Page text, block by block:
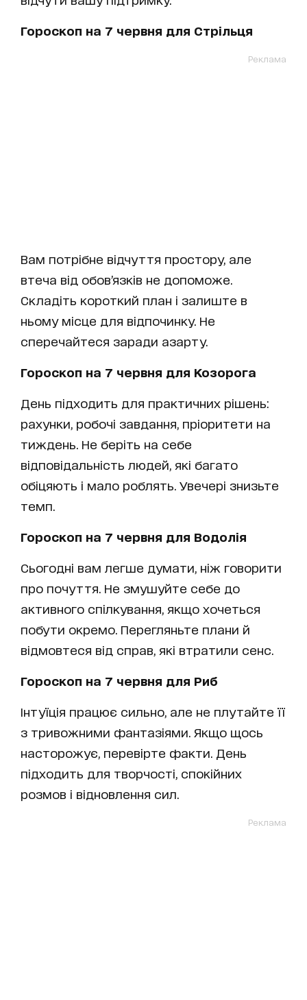
Гороскоп на 7 червня для Стрільця
Реклама
Вам потрібне відчуття простору, але
втеча від обов’язків не допоможе.
Складіть короткий план і залиште в
ньому місце для відпочинку. Не
сперечайтеся заради азарту.
Гороскоп на 7 червня для Козорога
День підходить для практичних рішень:
рахунки, робочі завдання, пріоритети на
тиждень. Не беріть на себе
відповідальність людей, які багато
обіцяють і мало роблять. Увечері знизьте
темп.
Гороскоп на 7 червня для Водолія
Сьогодні вам легше думати, ніж говорити
про почуття. Не змушуйте себе до
активного спілкування, якщо хочеться
побути окремо. Перегляньте плани й
відмовтеся від справ, які втратили сенс.
Гороскоп на 7 червня для Риб
Інтуїція працює сильно, але не плутайте її
з тривожними фантазіями. Якщо щось
насторожує, перевірте факти. День
підходить для творчості, спокійних
розмов і відновлення сил.
Реклама